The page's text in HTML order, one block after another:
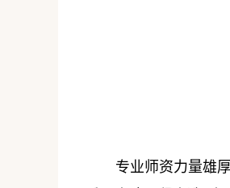
专业师资力量雄